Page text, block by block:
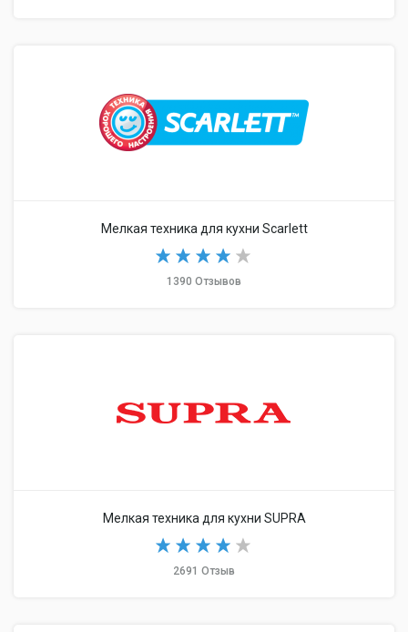
Мелкая техника для кухни Scarlett
1390 Отзывов
Мелкая техника для кухни SUPRA
2691 Отзыв